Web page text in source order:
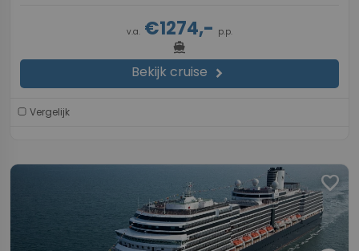
v.a. €1274,- p.p.
directions_boat
Bekijk cruise chevron_right
Vergelijk
favorite